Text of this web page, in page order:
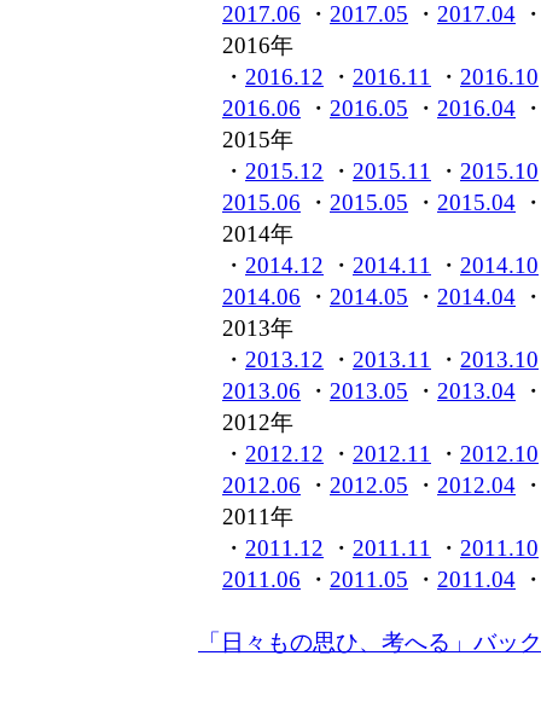
2017.06 ・ 2017.05 ・ 2017.04
2016年
・ 2016.12 ・ 2016.11 ・ 2016.10
2016.06 ・ 2016.05 ・ 2016.04
2015年
・ 2015.12 ・ 2015.11 ・ 2015.10
2015.06 ・ 2015.05 ・ 2015.04
2014年
・ 2014.12 ・ 2014.11 ・ 2014.10
2014.06 ・ 2014.05 ・ 2014.04
2013年
・ 2013.12 ・ 2013.11 ・ 2013.10
2013.06 ・ 2013.05 ・ 2013.04
2012年
・ 2012.12 ・ 2012.11 ・ 2012.10
2012.06 ・ 2012.05 ・ 2012.04
2011年
・ 2011.12 ・ 2011.11 ・ 2011.10
2011.06 ・ 2011.05 ・ 2011.04
「日々もの思ひ、考へる」バッ